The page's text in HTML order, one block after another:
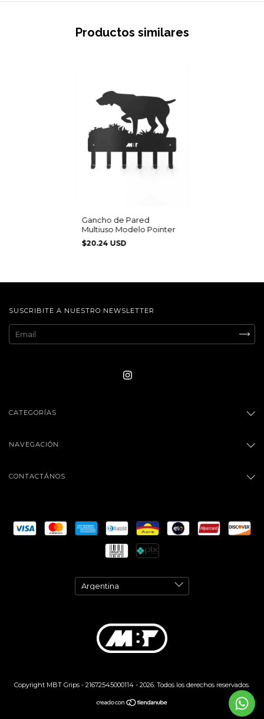
Productos similares
Gancho de Pared
Multiuso Modelo Pointer
$20.24 USD
SUSCRIBITE A NUESTRO NEWSLETTER
CATEGORÍAS
NAVEGACIÓN
CONTACTÁNOS
Copyright MBT Grips - 21672545000114 - 2026. Todos los derechos reservados.